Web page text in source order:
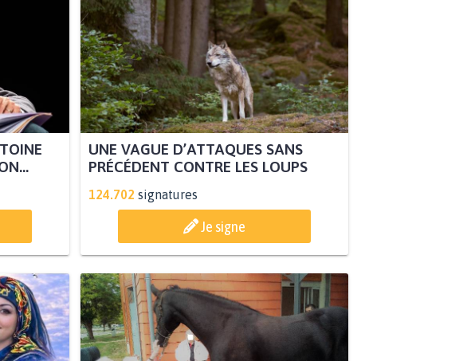
UNE VAGUE D’ATTAQUES SANS
PRÉCÉDENT CONTRE LES LOUPS
124.702 signatures
Je signe